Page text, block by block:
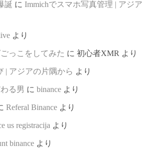
誕 に Immichでスマホ写真管理 | アジア
より
っこをしてみた に 初心者XMR より
| アジアの片隅から より
る男 に binance より
Referal Binance より
us registracija より
binance より